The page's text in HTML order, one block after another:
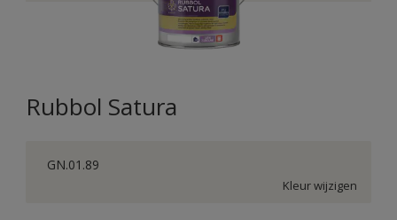
Rubbol Satura
GN.01.89
Kleur wijzigen